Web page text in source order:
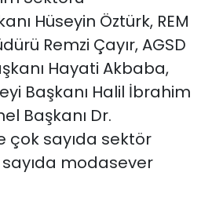
Hüseyin Öztürk, REM
Remzi Çayır, AGSD
Hayati Akbaba,
Başkanı Halil İbrahim
Başkanı Dr.
çok sayıda sektör
modasever